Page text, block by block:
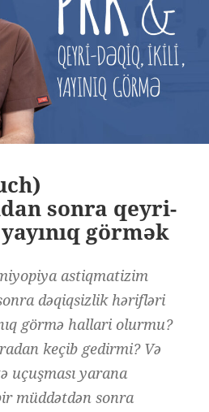
sonra qeyri-
görmək
astiqmatizim
dəqiqsizlik hərifləri
görmə hallari olurmu?
keçib gedirmi? Və
uçuşması yarana
müddətdən sonra